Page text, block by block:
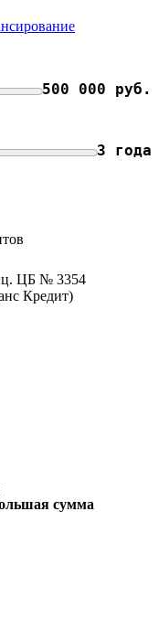
500 000 руб.
3 года
ЦБ № 3354
сумма